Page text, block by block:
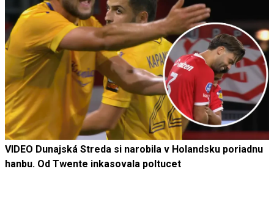
VIDEO Dunajská Streda si narobila v Holandsku poriadnu
hanbu. Od Twente inkasovala poltucet